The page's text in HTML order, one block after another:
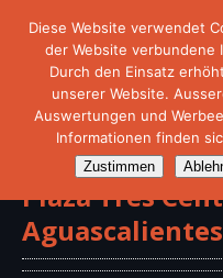
Plaza Tres
Diese Website verwendet
der Website verbundene
Durch den Einsatz
unserer Website.
Auswertungen und
Informationen finden
Zustimmen